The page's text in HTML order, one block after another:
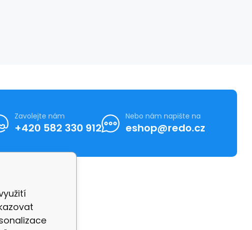
Zavolejte nám
+420 582 330 912
Nebo nám napište na
eshop@redo.cz